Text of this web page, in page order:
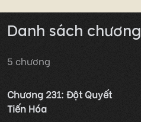
Danh sách chương
5 chương
Chương 231: Đột Quyết
Tiến Hóa